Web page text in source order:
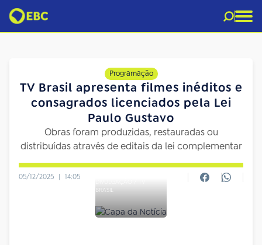
Programação
TV Brasil apresenta filmes inéditos e
consagrados licenciados pela Lei
Paulo Gustavo
Obras foram produzidas, restauradas ou
distribuídas através de editais da lei complementar
05/12/2025 | 14:05
BRASIL